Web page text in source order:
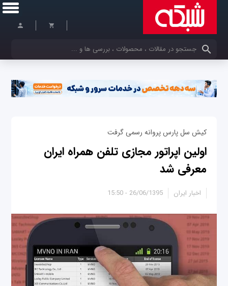
کلمات کلیدی خود را وارد کنید
کیش سل پارس پروانه رسمی گرفت
اولین اپراتور مجازی تلفن همراه ایران
معرفی شد
26/06/1395 - 15:50 اخبار ایران